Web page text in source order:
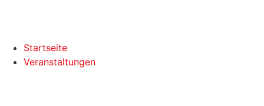
Startseite
Veranstaltungen